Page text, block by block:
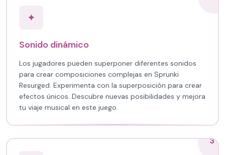
✦
Sonido dinámico
Los jugadores pueden superponer diferentes sonidos
para crear composiciones complejas en Sprunki
Resurged. Experimenta con la superposición para crear
efectos únicos. Descubre nuevas posibilidades y mejora
tu viaje musical en este juego.
3